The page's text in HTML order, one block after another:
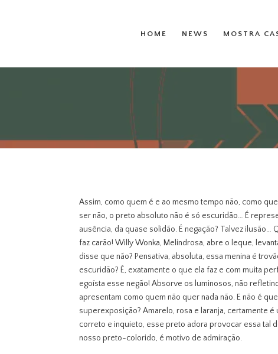
HOME NEWS MOSTRA
Assim, como quem é e ao mesmo tempo não, como
ser não, o preto absoluto não é só escuridão… É
ausência, da quase solidão. É negação? Talvez ilusão…
faz carão! Willy Wonka, Melindrosa, abre o leque,
disse que não? Pensativa, absoluta, essa menina é
escuridão? É, exatamente o que ela faz e com muita
egoísta esse negão! Absorve os luminosos, não
apresentam como quem não quer nada não. E não é
superexposição? Amarelo, rosa e laranja, certamente é
correto e inquieto, esse preto adora provocar essa tal
nosso preto-colorido, é motivo de admiração.